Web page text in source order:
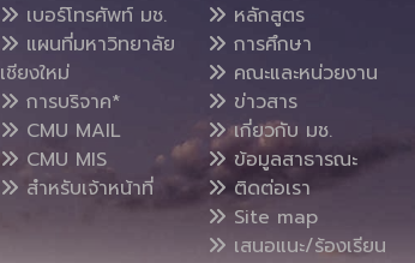
เบอร์โทรศัพท์ มช.
แผนที่มหาวิทยาลัย
เชียงใหม่
การบริจาค*
CMU MAIL
CMU MIS
สำหรับเจ้าหน้าที่
หลักสูตร
การศึกษา
คณะและหน่วยงาน
ข่าวสาร
เกี่ยวกับ มช.
ข้อมูลสาธารณะ
ติดต่อเรา
Site map
เสนอแนะ/ร้องเรียน